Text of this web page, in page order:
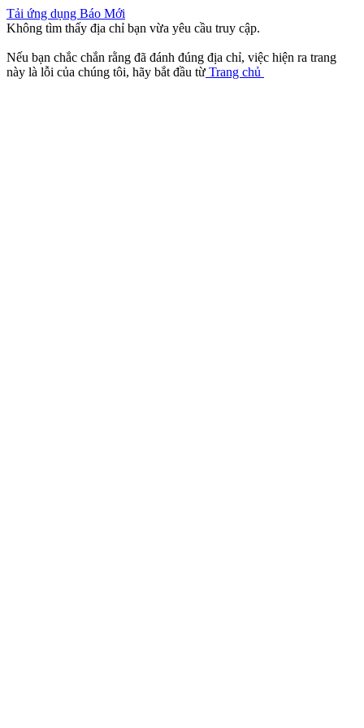
Tải ứng dụng Báo Mới
Không tìm thấy địa chỉ bạn vừa yêu cầu truy cập.
Nếu bạn chắc chắn rằng đã đánh đúng địa chỉ, việc hiện ra trang
này là lỗi của chúng tôi, hãy bắt đầu từ Trang chủ